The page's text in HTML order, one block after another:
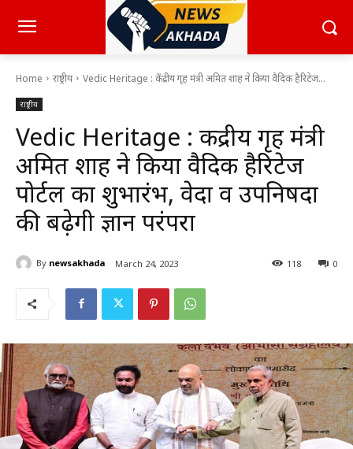
Home राष्ट्रीय Vedic Heritage : केंद्रीय गृह मंत्री अमित शाह ने किया वैदिक हैरिटेज...
राष्ट्रीय
Vedic Heritage : केंद्रीय गृह मंत्री
अमित शाह ने किया वैदिक हैरिटेज
पोर्टल का शुभारंभ, वेदों व उपनिषदों
की बढ़ेगी ज्ञान परंपरा
By newsakhada March 24, 2023 0
118